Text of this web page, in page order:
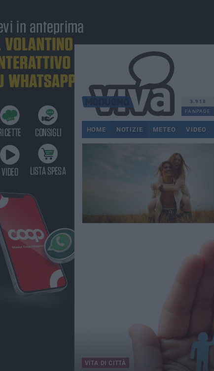
3.918
FANPAGE
HOME NOTIZIE METEO VIDEO
VITA DI CITTÀ